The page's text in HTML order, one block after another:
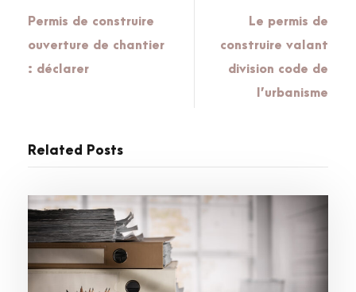
Permis de construire
ouverture de chantier
: déclarer
Le permis de
construire valant
division code de
l’urbanisme
Related Posts